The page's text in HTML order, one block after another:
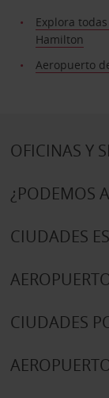
Explora
Hamilton
Aeropuerto
OFICINAS Y
¿PODEMOS
CIUDADES
CIUDADES